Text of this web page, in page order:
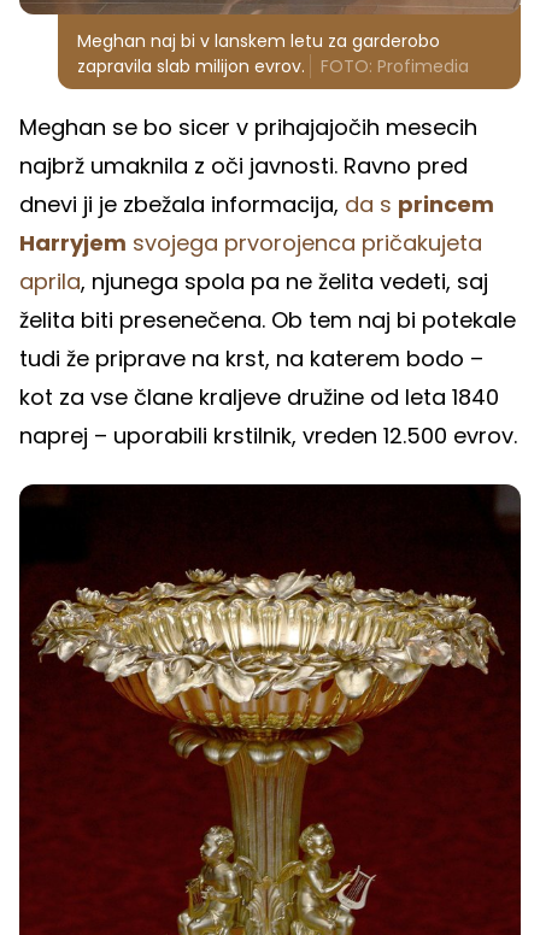
Meghan naj bi v lanskem letu za garderobo
zapravila slab milijon evrov.
FOTO: Profimedia
Meghan se bo sicer v prihajajočih mesecih
najbrž umaknila z oči javnosti. Ravno pred
dnevi ji je zbežala informacija, da s princem
Harryjem svojega prvorojenca pričakujeta
aprila, njunega spola pa ne želita vedeti, saj
želita biti presenečena. Ob tem naj bi potekale
tudi že priprave na krst, na katerem bodo –
kot za vse člane kraljeve družine od leta 1840
naprej – uporabili krstilnik, vreden 12.500 evrov.